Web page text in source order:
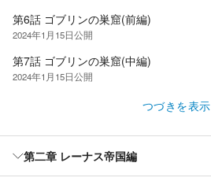
第6話 ゴブリンの巣窟(前編)
2024年1月15日公開
第7話 ゴブリンの巣窟(中編)
2024年1月15日公開
つづきを表示
第二章 レーナス帝国編